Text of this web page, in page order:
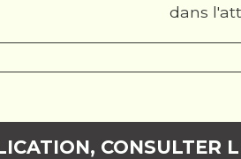
dans
CONSULTER